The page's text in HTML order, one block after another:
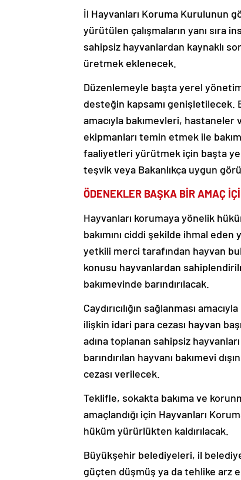
İl Hayvanları Koruma Kurulunun
yürütülen çalışmaların yanı sıra
sahipsiz hayvanlardan kaynaklı
üretmek eklenecek.
Düzenlemeyle başta yerel
desteğin kapsamı genişletilecek.
amacıyla bakımevleri,
ekipmanları temin etmek ile
faaliyetleri yürütmek için başta
teşvik veya Bakanlıkça uygun
ÖDENEKLER BAŞKA BİR AMAÇ
Hayvanları korumaya yönelik
bakımını ciddi şekilde ihmal
yetkili merci tarafından hayvan
konusu hayvanlardan
bakımevinde barındırılacak.
Caydırıcılığın sağlanması
ilişkin idari para cezası hayvan
adına toplanan sahipsiz
barındırılan hayvanı bakımevi
cezası verilecek.
Teklifle, sokakta bakıma ve
amaçlandığı için Hayvanları
hüküm yürürlükten kaldırılacak.
Büyükşehir belediyeleri, il
güçten düşmüş ya da tehlike arz